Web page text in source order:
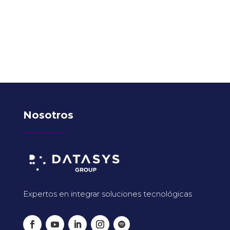
Nosotros
Expertos en integrar soluciones tecnológicas